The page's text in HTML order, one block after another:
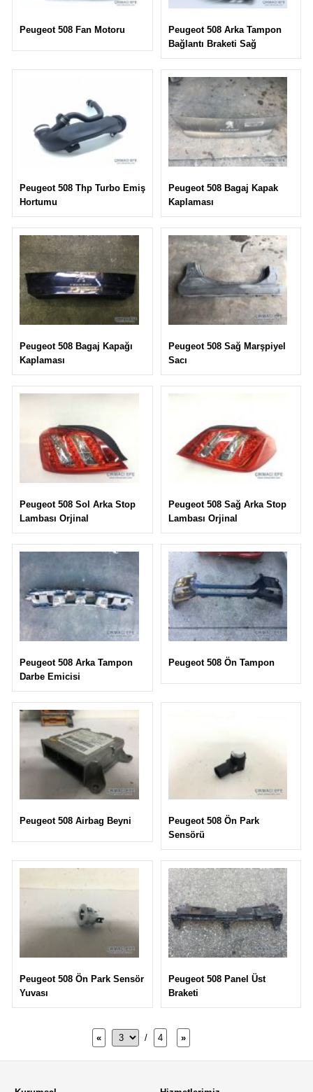
Peugeot 508 Fan Motoru
Peugeot 508 Arka Tampon
Bağlantı Braketi Sağ
Peugeot 508 Thp Turbo Emiş
Hortumu
Peugeot 508 Bagaj Kapak
Kaplaması
Peugeot 508 Bagaj Kapağı
Kaplaması
Peugeot 508 Sağ Marşpiyel
Sacı
Peugeot 508 Sol Arka Stop
Lambası Orjinal
Peugeot 508 Sağ Arka Stop
Lambası Orjinal
Peugeot 508 Arka Tampon
Darbe Emicisi
Peugeot 508 Ön Tampon
Peugeot 508 Airbag Beyni
Peugeot 508 Ön Park
Sensörü
Peugeot 508 Ön Park Sensör
Yuvası
Peugeot 508 Panel Üst
Braketi
« / 4 »